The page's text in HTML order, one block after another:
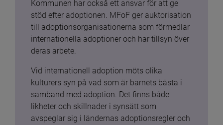
Kommunen har också ett ansvar för att ge
stöd efter adoptionen. MFoF ger auktorisation
till adoptionsorganisationerna som förmedlar
internationella adoptioner och har tillsyn över
deras arbete.
Vid internationell adoption möts olika
kulturers syn på vad som är barnets bästa i
samband med adoption. Det finns både
likheter och skillnader i synsätt som
avspeglar sig i ländernas adoptionsregler och